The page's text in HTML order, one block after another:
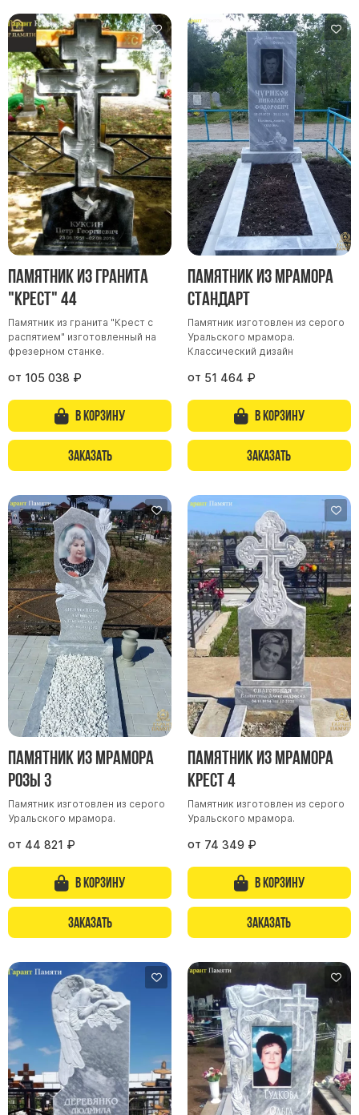
Памятник из гранита
"Крест" 44
Памятник из гранита "Крест с
распятием" изготовленный на
фрезерном станке.
от 105 038 ₽
В корзину
Заказать
Памятник из мрамора
Стандарт
Памятник изготовлен из серого
Уральского мрамора.
Классический дизайн
от 51 464 ₽
В корзину
Заказать
Памятник из мрамора
Розы 3
Памятник изготовлен из серого
Уральского мрамора.
от 44 821 ₽
В корзину
Заказать
Памятник из мрамора
Крест 4
Памятник изготовлен из серого
Уральского мрамора.
от 74 349 ₽
В корзину
Заказать